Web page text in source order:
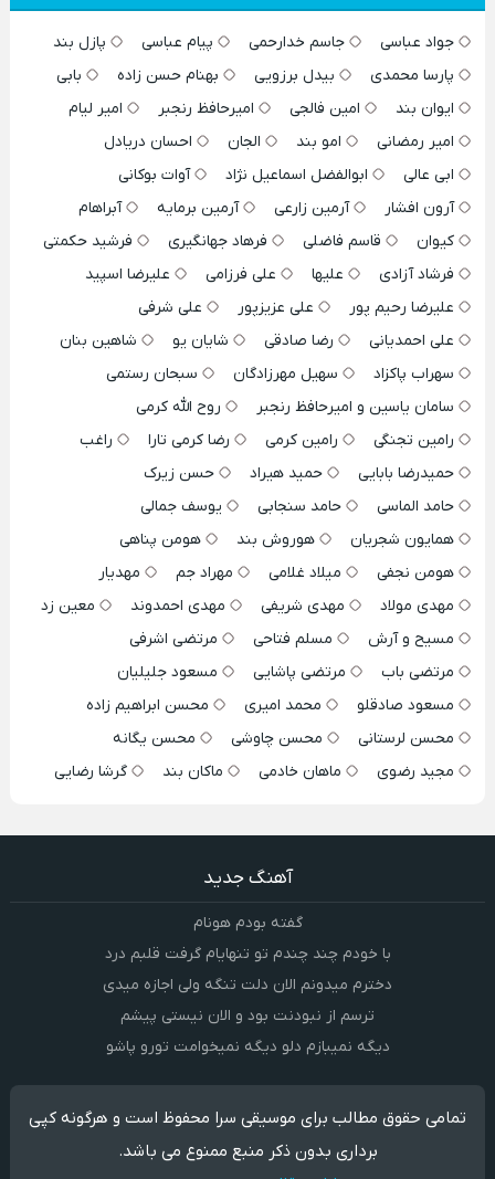
جواد عباسی جاسم خدارحمی پیام عباسی
پازل بند
پارسا محمدی
بیدل برزویی بهنام حسن زاده
بابی
ایوان بند
امین فالجی امیرحافظ رنجبر
امیر لیام
امیر رمضانی
امو بند الجان
احسان دریادل
ابی عالی
ابوالفضل اسماعیل نژاد
آوات بوکانی
آرون افشار
آرمین زارعی آرمین برمایه
آبراهام
کیوان
قاسم فاضلی فرهاد جهانگیری
فرشید حکمتی
فرشاد آزادی
علیها علی فرزامی
علیرضا اسپید
علیرضا رحیم پور
علی عزیزپور
علی شرفی
علی احمدیانی
رضا صادقی شایان یو
شاهین بنان
سهراب پاکزاد
سهیل مهرزادگان
سبحان رستمی
سامان یاسین و امیرحافظ رنجبر
روح الله کرمی
رامین تجنگی
رامین کرمی رضا کرمی تارا
راغب
حمیدرضا بابایی
حمید هیراد
حسن زیرک
حامد الماسی
حامد سنجابی
یوسف جمالی
همایون شجریان
هوروش بند
هومن پناهی
هومن نجفی
میلاد غلامی مهراد جم
مهدیار
مهدی مولاد
مهدی شریفی مهدی احمدوند
معین زد
مسیح و آرش
مسلم فتاحی
مرتضی اشرفی
مرتضی باب
مرتضی پاشایی
مسعود جلیلیان
مسعود صادقلو
محمد امیری
محسن ابراهیم زاده
محسن لرستانی
محسن چاوشی
محسن یگانه
مجید رضوی
ماهان خادمی ماکان بند گرشا رضایی
آهنگ جدید
گفته بودم هونام
با خودم چند چندم تو تنهایام گرفت قلبم درد
دخترم میدونم الان دلت تنگه ولی اجازه میدی
ترسم از نبودنت بود و الان نیستی پیشم
دیگه نمیبازم دلو دیگه نمیخوامت تورو پاشو
تمامی حقوق مطالب برای موسیقی سرا محفوظ است و هرگونه کپی
برداری بدون ذکر منبع ممنوع می باشد.